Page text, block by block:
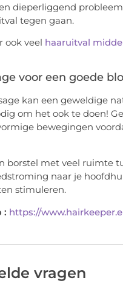
dieperliggend
tegen gaan.
ook veel haaruitval
voor een goede
kan een geweldige
om het ook te doen!
bewegingen
borstel met veel ruimte
naar je
stimuleren.
: https://
vragen